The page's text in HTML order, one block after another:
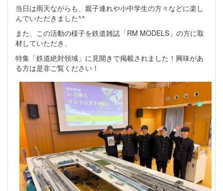
当日は雨天ながらも、親子連れや小中学生の方々などに楽し
んでいただきました^^
また、この活動の様子を鉄道雑誌「RM MODELS」の方に取
材していただき、
特集「鉄道絶対領域」に見開きで掲載されました！興味があ
る方は是非ご覧ください！